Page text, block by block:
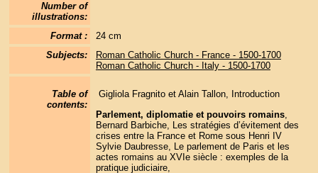
Number of
illustrations:
Format :
24 cm
Subjects:
Roman Catholic Church - France - 1500-1700
Roman Catholic Church - Italy - 1500-1700
Table of
contents:
Gigliola Fragnito et Alain Tallon, Introduction
Parlement, diplomatie et pouvoirs romains,
Bernard Barbiche, Les stratégies d’évitement des
crises entre la France et Rome sous Henri IV
Sylvie Daubresse, Le parlement de Paris et les
actes romains au XVIe siècle : exemples de la
pratique judiciaire,